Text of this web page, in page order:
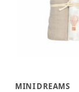
MINI DREAMS